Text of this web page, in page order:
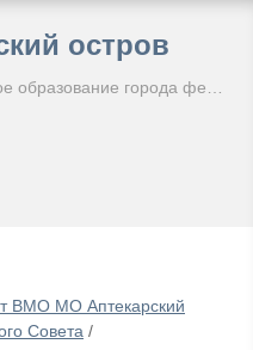
остров
ВМО МО Аптекарский
Совета /